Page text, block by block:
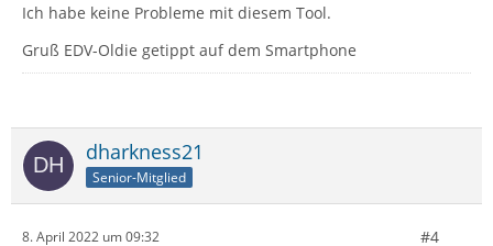
Ich habe keine Probleme mit diesem Tool.
Gruß EDV-Oldie getippt auf dem Smartphone
dharkness21
Senior-Mitglied
8. April 2022 um 09:32 #4